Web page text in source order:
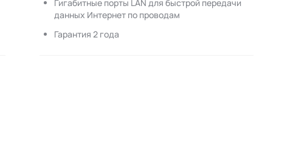
Гигабитные порты LAN для быстрой передачи
данных Интернет по проводам
Гарантия 2 года